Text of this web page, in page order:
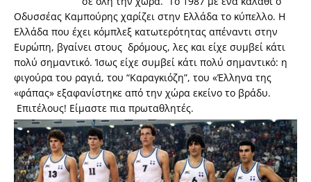
Οδυσσέας Καμπούρης χαρίζει στην Ελλάδα το κύπελλο. Η
Ελλάδα που έχει κόμπλεξ κατωτερότητας απέναντι στην
Ευρώπη, βγαίνει στους δρόμους, λες και είχε συμβεί κάτι
πολύ σημαντικό. Ίσως είχε συμβεί κάτι πολύ σημαντικό: η
φιγούρα του ραγιά, του “Καραγκιόζη”, του «Έλληνα της
«φάπας» εξαφανίστηκε από την χώρα εκείνο το βράδυ.
Επιτέλους! Είμαστε πια πρωταθλητές.